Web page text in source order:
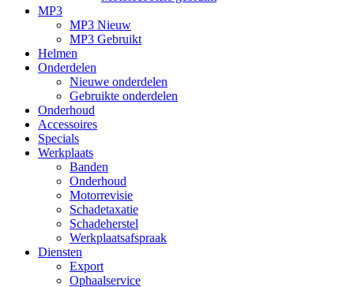
MP3
MP3 Nieuw
MP3 Gebruikt
Helmen
Onderdelen
Nieuwe onderdelen
Gebruikte onderdelen
Onderhoud
Accessoires
Specials
Werkplaats
Banden
Onderhoud
Motorrevisie
Schadetaxatie
Schadeherstel
Werkplaatsafspraak
Diensten
Export
Ophaalservice